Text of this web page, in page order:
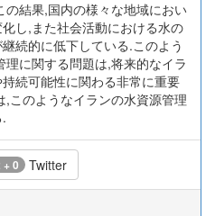
結果,国内の様々な地域におい
し,また社会活動における水の
続的に低下している.このよう
に関する問題は,将来的なイラ
続可能性に関わる非常に重要
このようなイランの水資源管理
+ 0 Twitter